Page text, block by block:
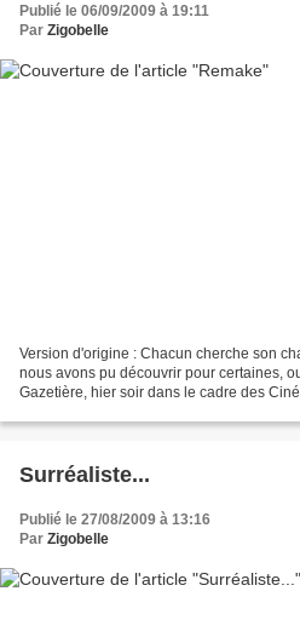
Publié le 06/09/2009 à 19:11
Par Zigobelle
Version d'origine : Chacun cherche son
nous avons pu découvrir pour certaines,
Gazetière, hier soir dans le cadre des
Surréaliste...
Publié le 27/08/2009 à 13:16
Par Zigobelle